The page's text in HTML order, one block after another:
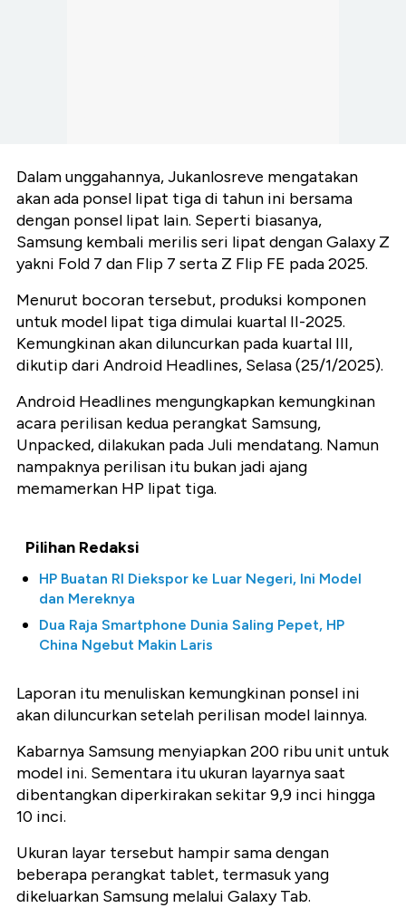
Dalam unggahannya, Jukanlosreve mengatakan
akan ada ponsel lipat tiga di tahun ini bersama
dengan ponsel lipat lain. Seperti biasanya,
Samsung kembali merilis seri lipat dengan Galaxy Z
yakni Fold 7 dan Flip 7 serta Z Flip FE pada 2025.
Menurut bocoran tersebut, produksi komponen
untuk model lipat tiga dimulai kuartal II-2025.
Kemungkinan akan diluncurkan pada kuartal III,
dikutip dari Android Headlines, Selasa (25/1/2025).
Android Headlines mengungkapkan kemungkinan
acara perilisan kedua perangkat Samsung,
Unpacked, dilakukan pada Juli mendatang. Namun
nampaknya perilisan itu bukan jadi ajang
memamerkan HP lipat tiga.
Pilihan Redaksi
HP Buatan RI Diekspor ke Luar Negeri, Ini Model
dan Mereknya
Dua Raja Smartphone Dunia Saling Pepet, HP
China Ngebut Makin Laris
Laporan itu menuliskan kemungkinan ponsel ini
akan diluncurkan setelah perilisan model lainnya.
Kabarnya Samsung menyiapkan 200 ribu unit untuk
model ini. Sementara itu ukuran layarnya saat
dibentangkan diperkirakan sekitar 9,9 inci hingga
10 inci.
Ukuran layar tersebut hampir sama dengan
beberapa perangkat tablet, termasuk yang
dikeluarkan Samsung melalui Galaxy Tab.